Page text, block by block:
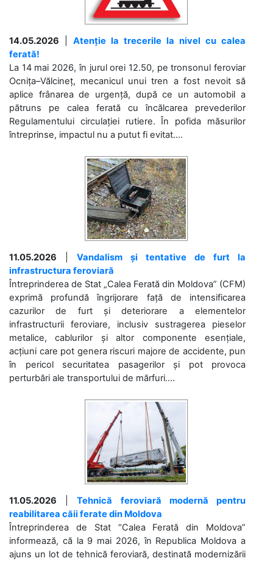
14.05.2026
Atenție la trecerile la nivel cu calea
ferată!
La 14 mai 2026, în jurul orei 12.50, pe tronsonul feroviar
Ocnița–Vălcineț, mecanicul unui tren a fost nevoit să
aplice frânarea de urgență, după ce un automobil a
pătruns pe calea ferată cu încălcarea prevederilor
Regulamentului circulației rutiere. În pofida măsurilor
întreprinse, impactul nu a putut fi evitat....
11.05.2026
Vandalism și tentative de furt la
infrastructura feroviară
Întreprinderea de Stat „Calea Ferată din Moldova” (CFM)
exprimă profundă îngrijorare față de intensificarea
cazurilor de furt și deteriorare a elementelor
infrastructurii feroviare, inclusiv sustragerea pieselor
metalice, cablurilor și altor componente esențiale,
acțiuni care pot genera riscuri majore de accidente, pun
în pericol securitatea pasagerilor și pot provoca
perturbări ale transportului de mărfuri....
11.05.2026 |Tehnică feroviară modernă pentru
reabilitarea căii ferate din Moldova
Întreprinderea de Stat “Calea Ferată din Moldova”
informează, că la 9 mai 2026, în Republica Moldova a
ajuns un lot de tehnică feroviară, destinată modernizării